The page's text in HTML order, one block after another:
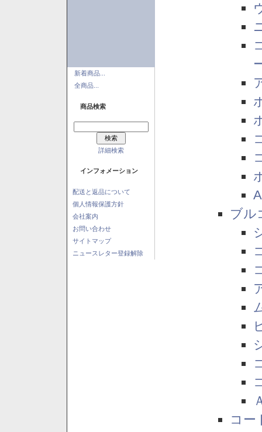
新着商品...
全商品...
商品検索
詳細検索
インフォメーション
配送と返品について
個人情報保護方針
会社案内
お問い合わせ
サイトマップ
ニュースレター登録解除
ブル
コー